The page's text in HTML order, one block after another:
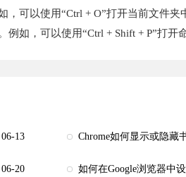
可以使用“Ctrl + O”打开当前文件夹
如，可以使用“Ctrl + Shift + P”打开
06-13 Chrome如何显示或隐藏
06-20 如何在Google浏览器中